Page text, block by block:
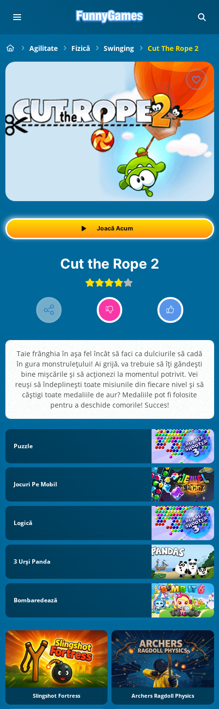
Agilitate Fizică Swinging Cut The Rope 2
Joacă Acum
Cut the Rope 2
Taie frânghia în așa fel încât să faci ca dulciurile să cadă
în gura monstrulețului! Ai grijă, va trebuie să îți gândești
bine mișcările și să acționezi la momentul potrivit. Vei
reuși să îndeplinești toate misiunile din fiecare nivel și să
câștigi toate medaliile de aur? Medaliile pot fi folosite
pentru a deschide comorile! Succes!
Puzzle
Jocuri Pe Mobil
Logică
3 Urși Panda
Bombaredează
Slingshot Fortress Archers Ragdoll Physics